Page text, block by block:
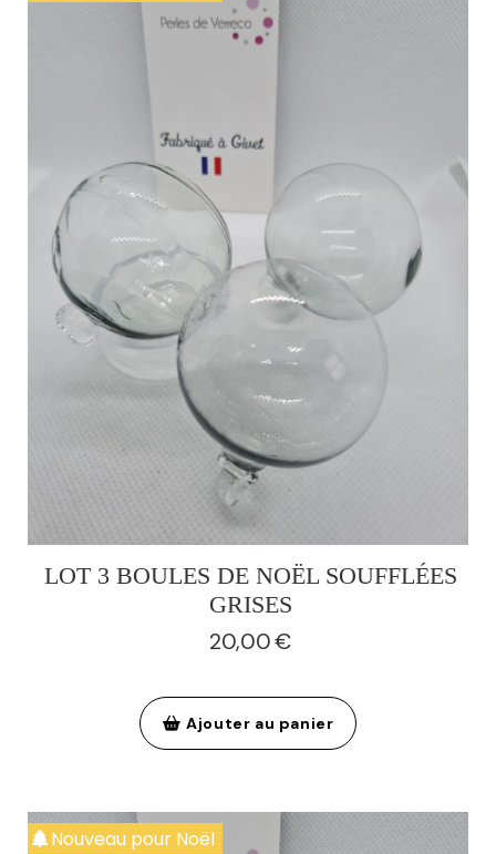
LOT 3 BOULES DE NOËL SOUFFLÉES
GRISES
20,00€
Ajouter au panier
Nouveau pour Noël